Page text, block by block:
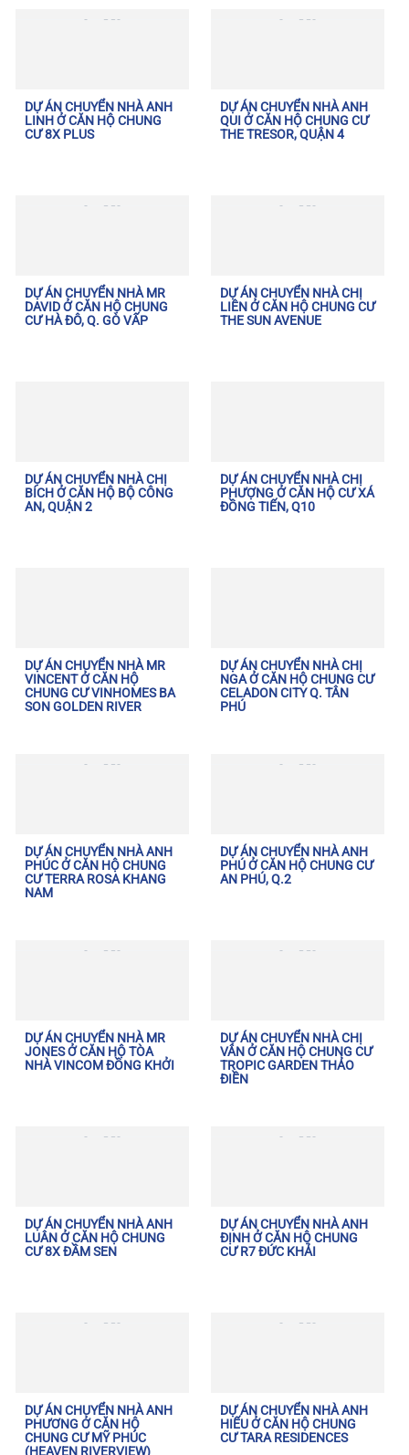
DỰ ÁN CHUYỂN NHÀ ANH
LINH Ở CĂN HỘ CHUNG
CƯ 8X PLUS
DỰ ÁN CHUYỂN NHÀ ANH
QUI Ở CĂN HỘ CHUNG CƯ
THE TRESOR, QUẬN 4
DỰ ÁN CHUYỂN NHÀ MR
DAVID Ở CĂN HỘ CHUNG
CƯ HÀ ĐÔ, Q. GÒ VẤP
DỰ ÁN CHUYỂN NHÀ CHỊ
LIÊN Ở CĂN HỘ CHUNG CƯ
THE SUN AVENUE
DỰ ÁN CHUYỂN NHÀ CHỊ
BÍCH Ở CĂN HỘ BỘ CÔNG
AN, QUẬN 2
DỰ ÁN CHUYỂN NHÀ CHỊ
PHƯỢNG Ở CĂN HỘ CƯ XÁ
ĐỒNG TIẾN, Q10
DỰ ÁN CHUYỂN NHÀ MR
VINCENT Ở CĂN HỘ
CHUNG CƯ VINHOMES BA
SON GOLDEN RIVER
DỰ ÁN CHUYỂN NHÀ CHỊ
NGA Ở CĂN HỘ CHUNG CƯ
CELADON CITY Q. TÂN
PHÚ
DỰ ÁN CHUYỂN NHÀ ANH
PHÚC Ở CĂN HỘ CHUNG
CƯ TERRA ROSA KHANG
NAM
DỰ ÁN CHUYỂN NHÀ ANH
PHÚ Ở CĂN HỘ CHUNG CƯ
AN PHÚ, Q.2
DỰ ÁN CHUYỂN NHÀ MR
JONES Ở CĂN HỘ TÒA
NHÀ VINCOM ĐỒNG KHỞI
DỰ ÁN CHUYỂN NHÀ CHỊ
VÂN Ở CĂN HỘ CHUNG CƯ
TROPIC GARDEN THẢO
ĐIỀN
DỰ ÁN CHUYỂN NHÀ ANH
LUÂN Ở CĂN HỘ CHUNG
CƯ 8X ĐẦM SEN
DỰ ÁN CHUYỂN NHÀ ANH
ĐỊNH Ở CĂN HỘ CHUNG
CƯ R7 ĐỨC KHẢI
DỰ ÁN CHUYỂN NHÀ ANH
PHƯƠNG Ở CĂN HỘ
CHUNG CƯ MỸ PHÚC
(HEAVEN RIVERVIEW)
DỰ ÁN CHUYỂN NHÀ ANH
HIẾU Ở CĂN HỘ CHUNG
CƯ TARA RESIDENCES